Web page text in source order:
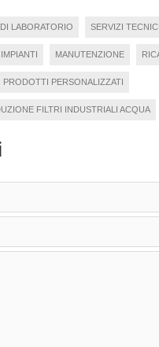
LABORATORIO SERVIZI TECNICI
MANUTENZIONE
PRODOTTI PERSONALIZZATI
FILTRI INDUSTRIALI ACQUA